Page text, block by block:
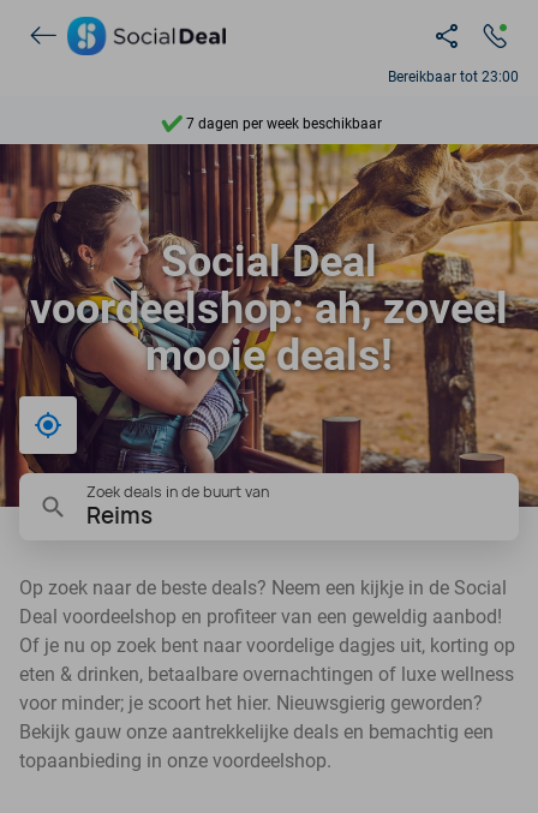
Bereikbaar tot 23:00
7 dagen per week beschikbaar
10+ miljoen leden
9,4
Ontdek 15.000+ deals
Social Deal
voordeelshop: ah, zoveel
mooie deals!
Bij mij in de buurt
Zoek deals in de buurt van
Reims
Op zoek naar de beste deals? Neem een kijkje in de Social
Deal voordeelshop en profiteer van een geweldig aanbod!
Of je nu op zoek bent naar voordelige dagjes uit, korting op
eten & drinken, betaalbare overnachtingen of luxe wellness
voor minder; je scoort het hier. Nieuwsgierig geworden?
Bekijk gauw onze aantrekkelijke deals en bemachtig een
topaanbieding in onze voordeelshop.